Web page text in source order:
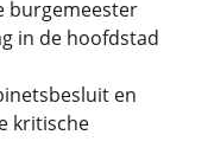
burgemeester
in de hoofdstad
en
kritische